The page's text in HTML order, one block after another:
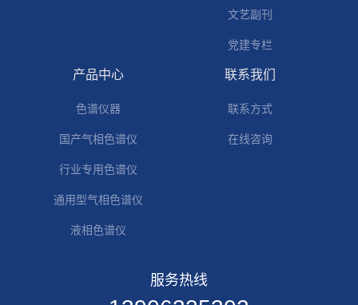
文艺副刊
党建专栏
产品中心
色谱仪器
国产气相色谱仪
行业专用色谱仪
通用型气相色谱仪
液相色谱仪
联系我们
联系方式
在线咨询
服务热线